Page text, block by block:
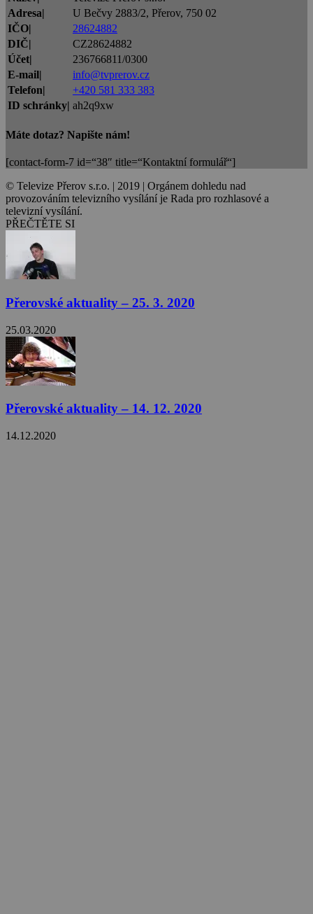
Adresa|
U Bečvy 2883/2, Přerov, 750 02
IČO|
28624882
DIČ|
CZ28624882
Účet|
236766811/0300
E-mail|
info@tvprerov.cz
Telefon|
+420 581 333 383
ID schránky| ah2q9xw
Máte dotaz? Napište nám!
[contact-form-7 id=“38″ title=“Kontaktní formulář“]
© Televize Přerov s.r.o. | 2019 | Orgánem dohledu nad
provozováním televizního vysílání je Rada pro rozhlasové a
televizní vysílání.
PŘEČTĚTE SI
Přerovské aktuality – 25. 3. 2020
25.03.2020
Přerovské aktuality – 14. 12. 2020
14.12.2020